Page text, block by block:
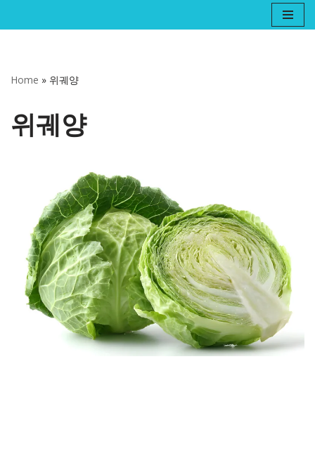
너
뛰
Home » 위궤양
위궤양